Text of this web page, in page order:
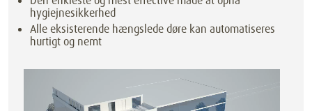
hygiejnesikkerhed
Alle eksisterende hængslede døre kan automatiseres
hurtigt og nemt